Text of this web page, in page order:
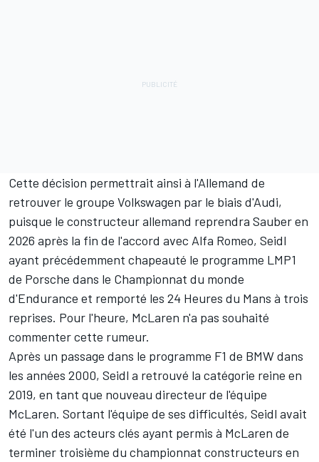
Cette décision permettrait ainsi à l'Allemand de
retrouver le groupe Volkswagen par le biais d'Audi,
puisque le constructeur allemand reprendra Sauber en
2026 après la fin de l'accord avec Alfa Romeo, Seidl
ayant précédemment chapeauté le programme LMP1
de Porsche dans le Championnat du monde
d'Endurance et remporté les 24 Heures du Mans à trois
reprises. Pour l'heure, McLaren n'a pas souhaité
commenter cette rumeur.
Après un passage dans le programme F1 de BMW dans
les années 2000, Seidl a retrouvé la catégorie reine en
2019, en tant que nouveau directeur de l'équipe
McLaren. Sortant l'équipe de ses difficultés, Seidl avait
été l'un des acteurs clés ayant permis à McLaren de
terminer troisième du championnat constructeurs en